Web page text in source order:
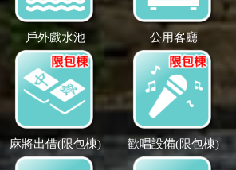
戶外戲水池 公用客廳
麻將出借(限包棟) 歡唱設備(限包棟)